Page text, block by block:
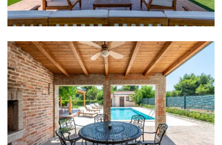
Posteljina
Kupaonice
Kupaonica 1: en suite, umivaonik, wc, tuš
Kupaonica 2: en suite, umivaonik, wc, tuš
Kupaonica 3: umivaonik, wc